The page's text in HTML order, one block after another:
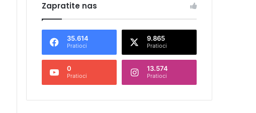
Zapratite nas
35.614
Pratioci
9.865
Pratioci
0
Pratioci
13.574
Pratioci